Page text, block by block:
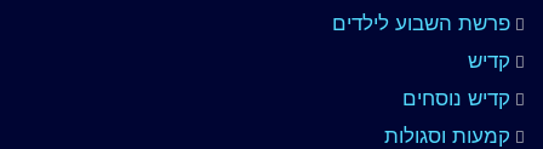
פרשת השבוע לילדים
קדיש
קדיש נוסחים
קמעות וסגולות